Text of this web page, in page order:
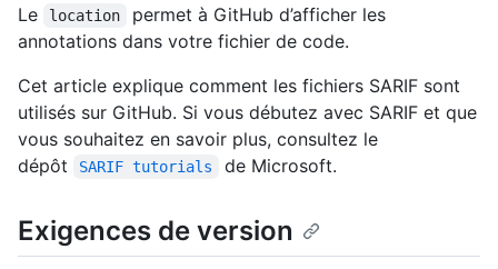
Le
location
permet à GitHub d’afficher les
annotations dans votre fichier de code.
Cet article explique comment les fichiers SARIF sont
utilisés sur GitHub. Si vous débutez avec SARIF et que
vous souhaitez en savoir plus, consultez le
dépôt
SARIF tutorials de Microsoft.
Exigences de version